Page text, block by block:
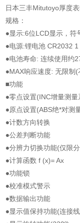
日本三丰Mitutoyo厚度
规格：
●显示:6位LCD显示，符
●电源:锂电池 CR2032 1
●电池寿命: 连续使用约
●MAX响应速度: 无限制
■功能
●零点设置(INC增量测量
●原点设置(ABS绝*对测
●计数方向转换
●公差判断功能
●分辨力切换功能(仅限
●计算函数 f (x)= Ax
●功能锁
●校准模式警示
●数据输出功能
●显示值保持功能(连接